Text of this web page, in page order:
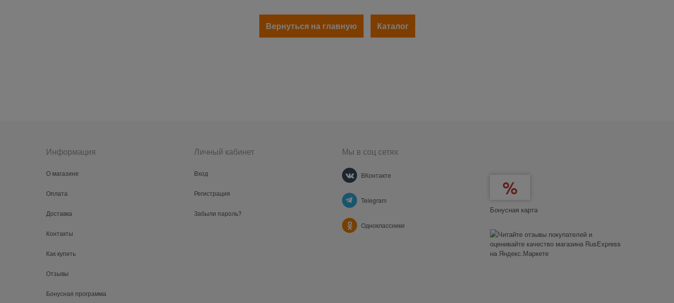
Вернуться на главную Каталог
Информация
О магазине
Оплата
Доставка
Контакты
Как купить
Отзывы
Бонусная программа
Личный кабинет
Вход
Регистрация
Забыли пароль?
Мы в соц сетях
ВКонтакте
Telegram
Одноклассники
Бонусная карта